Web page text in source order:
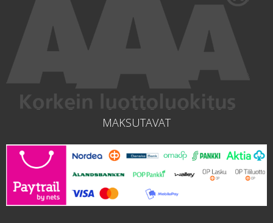
MAKSUTAVAT